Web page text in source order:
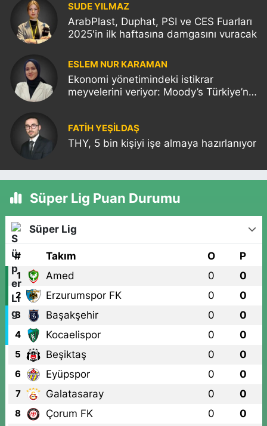
SUDE YILMAZ
ArabPlast, Duphat, PSI ve CES Fuarları
2025'in ilk haftasına damgasını vuracak
ESLEM NUR KARAMAN
Ekonomi yönetimindeki istikrar
meyvelerini veriyor: Moody’s Türkiye’nin
FATIH YEŞİLDAŞ
THY, 5 bin kişiyi işe almaya hazırlanıyor
Süper Lig Puan Durumu
Süper Lig
# Takım O P
1 Amed 0 0
2 Erzurumspor FK 0 0
3 Başakşehir 0 0
4 Kocaelispor 0 0
5 Beşiktaş 0 0
6 Eyüpspor 0 0
7 Galatasaray 0 0
8 Çorum FK 0 0